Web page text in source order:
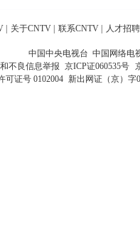
关于CNTV 联系CNTV 人才招聘
中国中央电视台 中国网络电
不良信息举报 京ICP证060535号
可证号 0102004 新出网证（京）